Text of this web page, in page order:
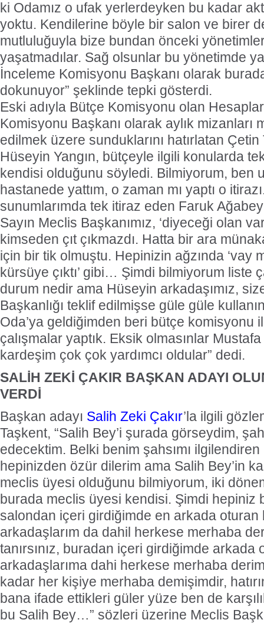
ki Odamız o ufak yerlerdeyken bu kadar
yoktu. Kendilerine böyle bir salon ve birer
mutluluğuyla bize bundan önceki
yaşatmadılar. Sağ olsunlar bu yönetimde
İnceleme Komisyonu Başkanı olarak
dokunuyor” şeklinde tepki gösterdi.
Eski adıyla Bütçe Komisyonu olan
Komisyonu Başkanı olarak aylık mizanları
edilmek üzere sunduklarını hatırlatan
Hüseyin Yangın, bütçeyle ilgili konularda
kendisi olduğunu söyledi. Bilmiyorum, ben
hastanede yattım, o zaman mı yaptı o
sunumlarımda tek itiraz eden Faruk
Sayın Meclis Başkanımız, ‘diyeceği olan
kimseden çıt çıkmazdı. Hatta bir ara
için bir tik olmuştu. Hepinizin ağzında ‘vay
kürsüye çıktı’ gibi… Şimdi bilmiyorum liste
durum nedir ama Hüseyin arkadaşımız,
Başkanlığı teklif edilmişse güle güle
Oda’ya geldiğimden beri bütçe komisyonu
çalışmalar yaptık. Eksik olmasınlar
kardeşim çok çok yardımcı oldular” dedi.
SALİH ZEKİ ÇAKIR BAŞKAN ADAYI
VERDİ
Başkan adayı Salih Zeki Çakır’la ilgili
Taşkent, “Salih Bey’i şurada görseydim,
edecektim. Belki benim şahsımı
hepinizden özür dilerim ama Salih Bey’in
meclis üyesi olduğunu bilmiyorum, iki
burada meclis üyesi kendisi. Şimdi hepiniz
salondan içeri girdiğimde en arkada oturan
arkadaşlarım da dahil herkese merhaba
tanırsınız, buradan içeri girdiğimde arkada
arkadaşlarıma dahi herkese merhaba
kadar her kişiye merhaba demişimdir,
bana ifade ettikleri güler yüze ben de
bu Salih Bey…” sözleri üzerine Meclis